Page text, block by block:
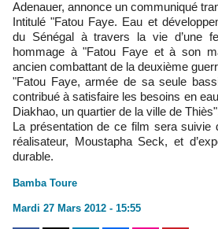
Adenauer, annonce un communiqué
Intitulé "Fatou Faye. Eau et
du Sénégal à travers la vie d’une
hommage à "Fatou Faye et à son
ancien combattant de la deuxième
"Fatou Faye, armée de sa seule
contribué à satisfaire les besoins en
Diakhao, un quartier de la ville de
La présentation de ce film sera suivie
réalisateur, Moustapha Seck, et
durable.
Bamba Toure
Mardi 27 Mars 2012 - 15:55